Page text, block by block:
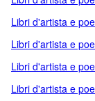
Libri d'artista e
Libri d'artista e
Libri d'artista e
Libri d'artista e